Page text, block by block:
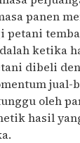
panen
petani
ketika
dibeli
jual-
oleh
hasil